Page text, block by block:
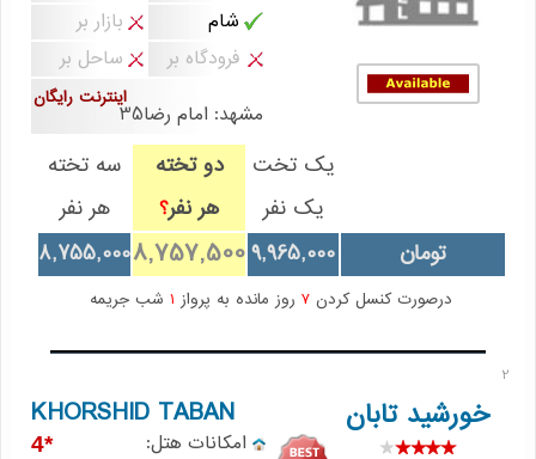
شام
بازار بر
فرودگاه بر
ساحل بر
اینترنت رایگان
مشهد: امام رضا35
یک تخت
یک نفر
دو تخته
هر نفر؟
سه تخته
هر نفر
تومان
9,965,000
8,757,500
8,755,000
درصورت کنسل کردن 7 روز مانده به پرواز شب جریمه
2
خورشید تابان KHORSHID TABAN
امکانات هتل: *4